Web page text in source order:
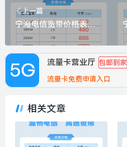
上一篇
宁海电信宽带价格表？推荐500M包1年1299元
流量卡营业厅 包邮到家
流量卡免费申请入口
相关文章